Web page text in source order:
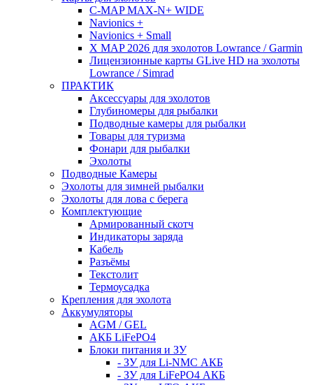
C-MAP MAX-N+ WIDE
Navionics +
Navionics + Small
X MAP 2026 для эхолотов Lowrance / Garmin
Лицензионные карты GLive HD на эхолоты
Lowrance / Simrad
ПРАКТИК
Аксессуары для эхолотов
Глубиномеры для рыбалки
Подводные камеры для рыбалки
Товары для туризма
Фонари для рыбалки
Эхолоты
Подводные Камеры
Эхолоты для зимней рыбалки
Эхолоты для лова с берега
Комплектующие
Армированный скотч
Индикаторы заряда
Кабель
Разъёмы
Текстолит
Термоусадка
Крепления для эхолота
Аккумуляторы
AGM / GEL
АКБ LiFePO4
Блоки питания и ЗУ
- ЗУ для Li-NMC АКБ
- ЗУ для LiFePO4 АКБ